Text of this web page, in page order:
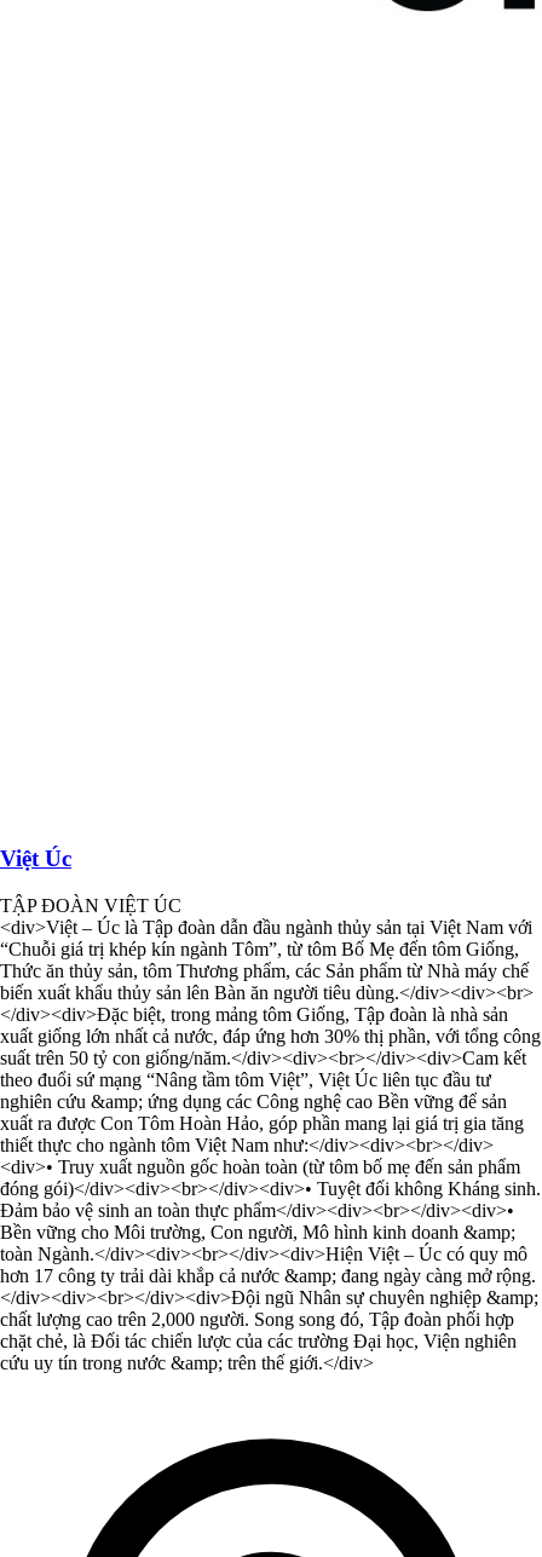
Việt Úc
TẬP ĐOÀN VIỆT ÚC
<div>Việt – Úc là Tập đoàn dẫn đầu ngành thủy sản tại Việt Nam với
“Chuỗi giá trị khép kín ngành Tôm”, từ tôm Bố Mẹ đến tôm Giống,
Thức ăn thủy sản, tôm Thương phẩm, các Sản phẩm từ Nhà máy chế
biến xuất khẩu thủy sản lên Bàn ăn người tiêu dùng.</div><div><br>
</div><div>Đặc biệt, trong mảng tôm Giống, Tập đoàn là nhà sản
xuất giống lớn nhất cả nước, đáp ứng hơn 30% thị phần, với tổng công
suất trên 50 tỷ con giống/năm.</div><div><br></div><div>Cam kết
theo đuổi sứ mạng “Nâng tầm tôm Việt”, Việt Úc liên tục đầu tư
nghiên cứu &amp; ứng dụng các Công nghệ cao Bền vững để sản
xuất ra được Con Tôm Hoàn Hảo, góp phần mang lại giá trị gia tăng
thiết thực cho ngành tôm Việt Nam như:</div><div><br></div>
<div>• Truy xuất nguồn gốc hoàn toàn (từ tôm bố mẹ đến sản phẩm
đóng gói)</div><div><br></div><div>• Tuyệt đối không Kháng sinh.
Đảm bảo vệ sinh an toàn thực phẩm</div><div><br></div><div>•
Bền vững cho Môi trường, Con người, Mô hình kinh doanh &amp;
toàn Ngành.</div><div><br></div><div>Hiện Việt – Úc có quy mô
hơn 17 công ty trải dài khắp cả nước &amp; đang ngày càng mở rộng.
</div><div><br></div><div>Đội ngũ Nhân sự chuyên nghiệp &amp;
chất lượng cao trên 2,000 người. Song song đó, Tập đoàn phối hợp
chặt chẻ, là Đối tác chiến lược của các trường Đại học, Viện nghiên
cứu uy tín trong nước &amp; trên thế giới.</div>